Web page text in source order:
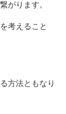
がります。
考えること
方法ともなり